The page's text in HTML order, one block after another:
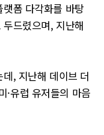
랫폼 다각화를 바탕
드렸으며, 지난해
, 지난해 데이브 더
·유럽 유저들의 마음